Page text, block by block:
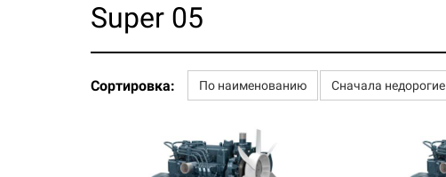
Super 05
Сортировка: По наименованию Сначала недорогие